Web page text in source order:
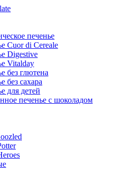
печенье
Cuor di Cereale
Digestive
Vitalday
без глютена
без сахара
для детей
печенье с шоколадом